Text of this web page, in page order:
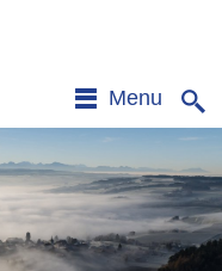
Menu